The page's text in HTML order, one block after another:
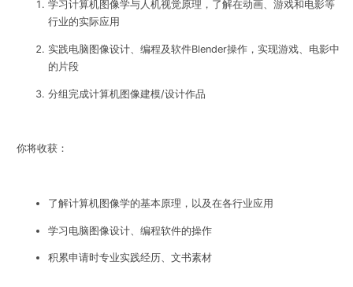
学习计算机图像学与人机视觉原理，了解在动画、游戏和电影等
行业的实际应用
实践电脑图像设计、编程及软件Blender操作，实现游戏、电影中
的片段
分组完成计算机图像建模/设计作品
你将收获：
了解计算机图像学的基本原理，以及在各行业应用
学习电脑图像设计、编程软件的操作
积累申请时专业实践经历、文书素材